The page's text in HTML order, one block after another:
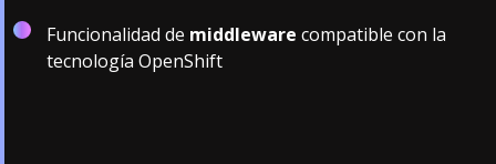
Funcionalidad de middleware compatible con la
tecnología OpenShift